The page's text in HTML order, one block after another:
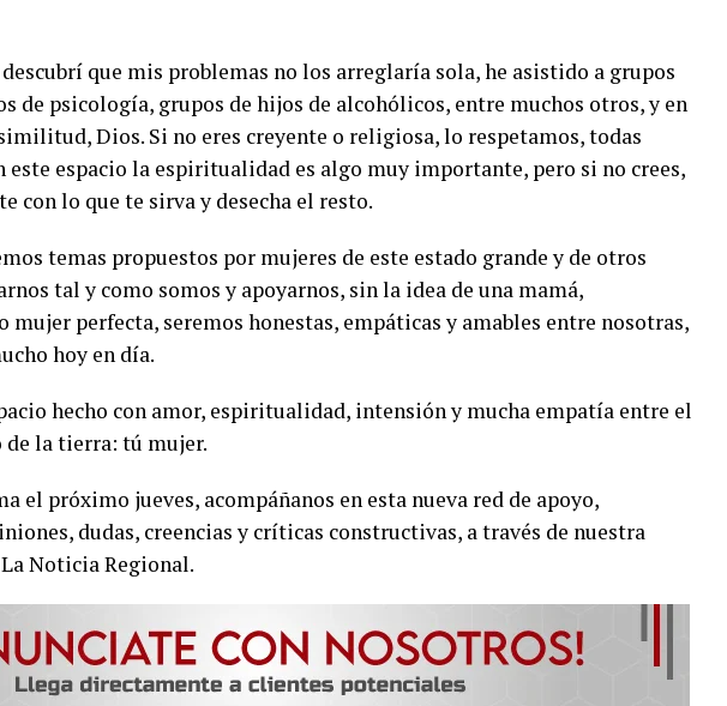
que mis problemas no los arreglaría sola, he asistido a grupos
de psicología, grupos de hijos de alcohólicos, entre muchos otros, y en
Dios. Si no eres creyente o religiosa, lo respetamos, todas
este espacio la espiritualidad es algo muy importante, pero si no crees,
con lo que te sirva y desecha el resto.
temas propuestos por mujeres de este estado grande y de otros
tal y como somos y apoyarnos, sin la idea de una mamá,
mujer perfecta, seremos honestas, empáticas y amables entre nosotras,
hoy en día.
hecho con amor, espiritualidad, intensión y mucha empatía entre el
la tierra: tú mujer.
el próximo jueves, acompáñanos en esta nueva red de apoyo,
dudas, creencias y críticas constructivas, a través de nuestra
Noticia Regional.